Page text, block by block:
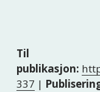
Til
publikasjon:
337 |